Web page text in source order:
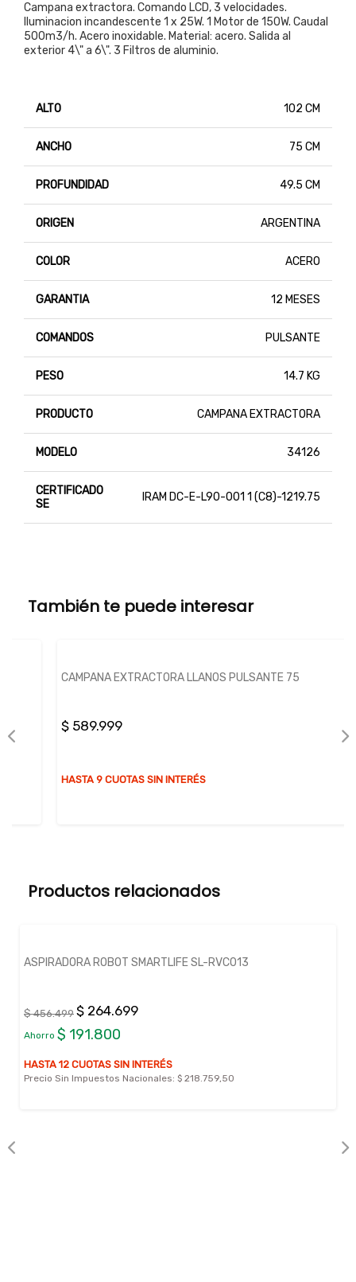
Campana extractora. Comando LCD, 3 velocidades.
Iluminacion incandescente 1 x 25W. 1 Motor de 150W. Caudal
500m3/h. Acero inoxidable. Material: acero. Salida al
exterior 4\" a 6\". 3 Filtros de aluminio.
ALTO 102 CM
ANCHO 75 CM
PROFUNDIDAD 49.5 CM
ORIGEN ARGENTINA
COLOR ACERO
GARANTIA 12 MESES
COMANDOS PULSANTE
PESO 14.7 KG
PRODUCTO CAMPANA EXTRACTORA
MODELO 34126
CERTIFICADO
SE
IRAM DC-E-L90-001 1 (C8)-1219.75
También te puede interesar
CAMPANA EXTRACTORA LLANOS PULSANTE 75
$ 589.999
HASTA 9 CUOTAS SIN INTERÉS
Productos relacionados
ASPIRADORA ROBOT SMARTLIFE SL-RVC013
$ 456.499 $ 264.699
Ahorro $ 191.800
HASTA 12 CUOTAS SIN INTERÉS
Precio Sin Impuestos Nacionales: $ 218.759,50